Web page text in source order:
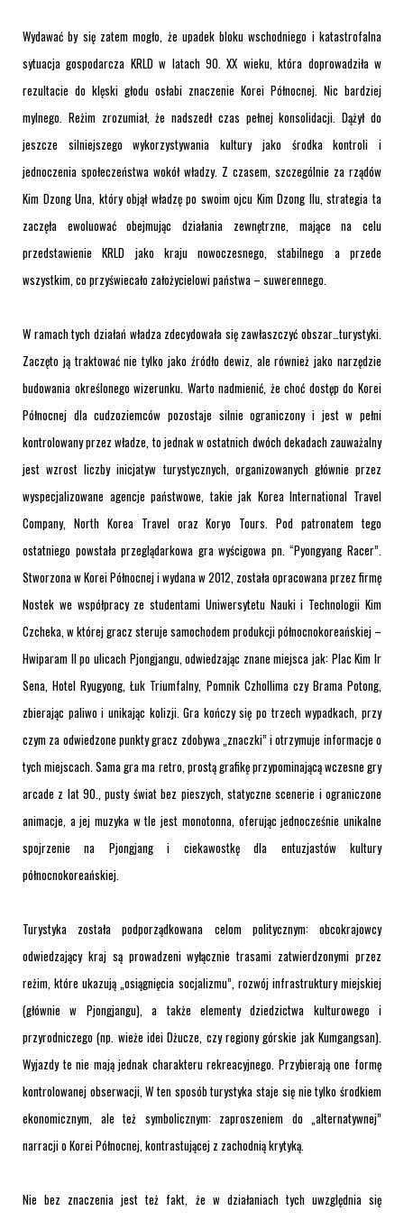
Wydawać by się zatem mogło, że upadek bloku wschodniego i katastrofalna
sytuacja gospodarcza KRLD w latach 90. XX wieku, która doprowadziła w
rezultacie do klęski głodu osłabi znaczenie Korei Północnej. Nic bardziej
mylnego. Reżim zrozumiał, że nadszedł czas pełnej konsolidacji. Dążył do
jeszcze silniejszego wykorzystywania kultury jako środka kontroli i
jednoczenia społeczeństwa wokół władzy. Z czasem, szczególnie za rządów
Kim Dzong Una, który objął władzę po swoim ojcu Kim Dzong Ilu, strategia ta
zaczęła ewoluować obejmując działania zewnętrzne, mające na celu
przedstawienie KRLD jako kraju nowoczesnego, stabilnego a przede
wszystkim, co przyświecało założycielowi państwa – suwerennego.
W ramach tych działań władza zdecydowała się zawłaszczyć obszar…turystyki.
Zaczęto ją traktować nie tylko jako źródło dewiz, ale również jako narzędzie
budowania określonego wizerunku. Warto nadmienić, że choć dostęp do Korei
Północnej dla cudzoziemców pozostaje silnie ograniczony i jest w pełni
kontrolowany przez władze, to jednak w ostatnich dwóch dekadach zauważalny
jest wzrost liczby inicjatyw turystycznych, organizowanych głównie przez
wyspecjalizowane agencje państwowe, takie jak Korea International Travel
Company, North Korea Travel oraz Koryo Tours. Pod patronatem tego
ostatniego powstała przeglądarkowa gra wyścigowa pn. “Pyongyang Racer”.
Stworzona w Korei Północnej i wydana w 2012, została opracowana przez firmę
Nostek we współpracy ze studentami Uniwersytetu Nauki i Technologii Kim
Czcheka, w której gracz steruje samochodem produkcji północnokoreańskiej –
Hwiparam II po ulicach Pjongjangu, odwiedzając znane miejsca jak: Plac Kim Ir
Sena, Hotel Ryugyong, Łuk Triumfalny, Pomnik Czhollima czy Brama Potong,
zbierając paliwo i unikając kolizji. Gra kończy się po trzech wypadkach, przy
czym za odwiedzone punkty gracz zdobywa „znaczki” i otrzymuje informacje o
tych miejscach. Sama gra ma retro, prostą grafikę przypominającą wczesne gry
arcade z lat 90., pusty świat bez pieszych, statyczne scenerie i ograniczone
animacje, a jej muzyka w tle jest monotonna, oferując jednocześnie unikalne
spojrzenie na Pjongjang i ciekawostkę dla entuzjastów kultury
północnokoreańskiej.
Turystyka została podporządkowana celom politycznym: obcokrajowcy
odwiedzający kraj są prowadzeni wyłącznie trasami zatwierdzonymi przez
reżim, które ukazują „osiągnięcia socjalizmu”, rozwój infrastruktury miejskiej
(głównie w Pjongjangu), a także elementy dziedzictwa kulturowego i
przyrodniczego (np. wieże idei Dżucze, czy regiony górskie jak Kumgangsan).
Wyjazdy te nie mają jednak charakteru rekreacyjnego. Przybierają one formę
kontrolowanej obserwacji, W ten sposób turystyka staje się nie tylko środkiem
ekonomicznym, ale też symbolicznym: zaproszeniem do „alternatywnej”
narracji o Korei Północnej, kontrastującej z zachodnią krytyką.
Nie bez znaczenia jest też fakt, że w działaniach tych uwzględnia się